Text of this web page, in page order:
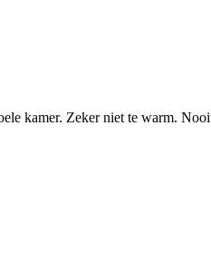
kamer. Zeker niet te warm.